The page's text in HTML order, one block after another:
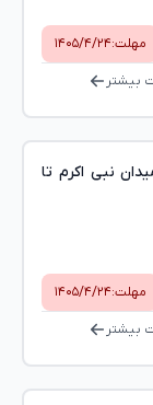
مهلت:۱۴۰۵/۴/۲۴
بیشتر
نبی اکرم تا
مهلت:۱۴۰۵/۴/۲۴
بیشتر